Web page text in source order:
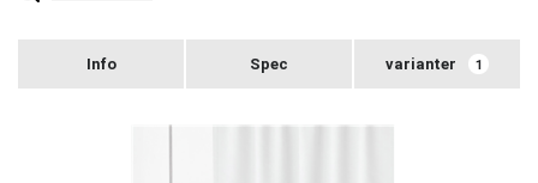
varianter 1